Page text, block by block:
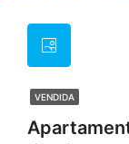
VENDIDA